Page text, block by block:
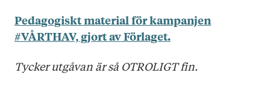
Pedagogiskt material för kampanjen
#VÅRTHAV, gjort av Förlaget.
Tycker utgåvan är så OTROLIGT fin.